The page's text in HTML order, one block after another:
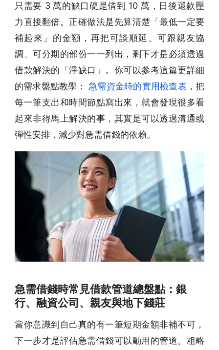
只需要 3 萬的缺口硬是借到 10 萬，日後還款壓
力直接翻倍。正確做法是先算清楚「最低一定要
補起來」的金額，再把可談順延、可跟親友協
調、可分期的部份一一列出，剩下才是必須透過
借款解決的「淨缺口」。你可以參考這篇更詳細
的需求盤點教學：
急需資金時的實用檢查表 ，把
每一筆支出和時間節點寫出來，就會發現很多看
起來非得馬上解決的事，其實是可以透過溝通或
彈性安排，減少對急需借錢的依賴。
急需借錢時常見借款管道總盤點：銀
行、融資公司、親友與地下錢莊
當你意識到自己真的有一筆短期金額非補不可，
下一步才是評估急需借錢可以動用的管道。粗略